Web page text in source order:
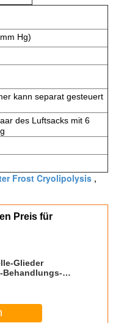
Hg)
kann separat gesteuert
des Luftsacks mit 6
Frost Cryolipolysis ,
Preis für
Glieder
Behandlungs-